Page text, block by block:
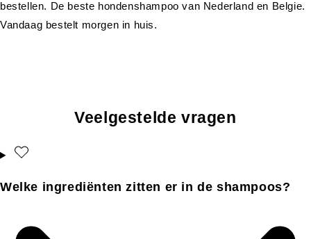
Veelgestelde vragen
Welke ingrediënten zitten er in de shampoos?